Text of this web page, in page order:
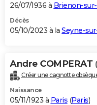
26/07/1936 à Brienon-
Décès
05/10/2023 à la Seyne-
Andre COMPERAT
Créer une cagnotte
Naissance
05/11/1923 à Paris (Paris)